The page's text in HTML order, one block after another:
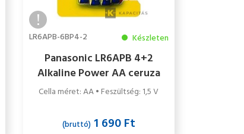
LR6APB-6BP4-2 Készleten
Panasonic LR6APB 4+2
Alkaline Power AA ceruza
1.5V alkáli/tartós
Cella méret: AA • Feszültség: 1,5 V
(bruttó)1 690 Ft